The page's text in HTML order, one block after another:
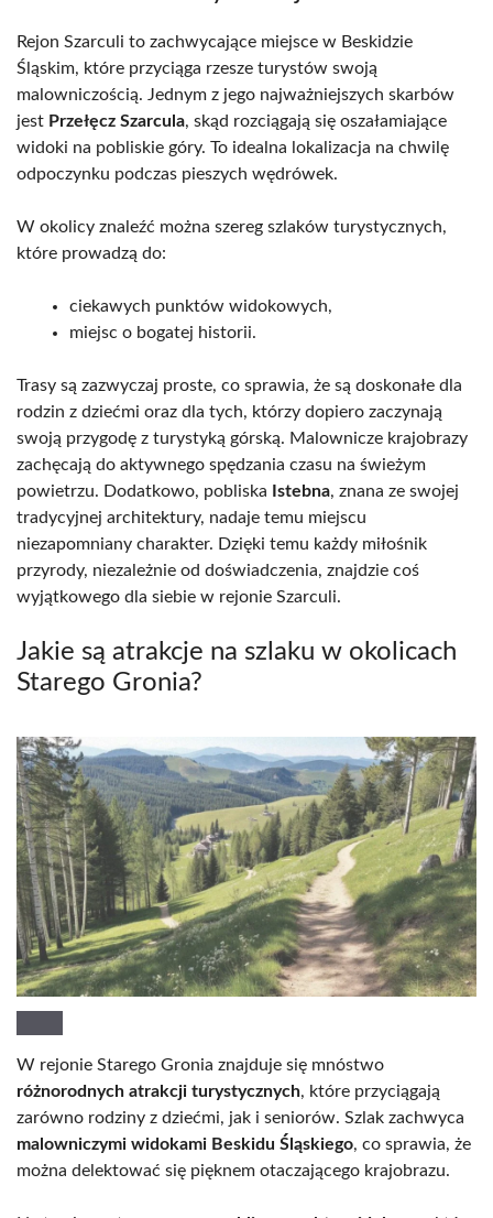
Rejon Szarculi to zachwycające miejsce w Beskidzie
Śląskim, które przyciąga rzesze turystów swoją
malowniczością. Jednym z jego najważniejszych skarbów
jest Przełęcz Szarcula, skąd rozciągają się oszałamiające
widoki na pobliskie góry. To idealna lokalizacja na chwilę
odpoczynku podczas pieszych wędrówek.
W okolicy znaleźć można szereg szlaków turystycznych,
które prowadzą do:
ciekawych punktów widokowych,
miejsc o bogatej historii.
Trasy są zazwyczaj proste, co sprawia, że są doskonałe dla
rodzin z dziećmi oraz dla tych, którzy dopiero zaczynają
swoją przygodę z turystyką górską. Malownicze krajobrazy
zachęcają do aktywnego spędzania czasu na świeżym
powietrzu. Dodatkowo, pobliska
Istebna, znana ze swojej
tradycyjnej architektury, nadaje temu miejscu
niezapomniany charakter. Dzięki temu każdy miłośnik
przyrody, niezależnie od doświadczenia, znajdzie coś
wyjątkowego dla siebie w rejonie Szarculi.
Jakie są atrakcje na szlaku w okolicach
Starego Gronia?
W rejonie Starego Gronia znajduje się mnóstwo
różnorodnych atrakcji turystycznych, które przyciągają
zarówno rodziny z dziećmi, jak i seniorów. Szlak zachwyca
malowniczymi widokami Beskidu Śląskiego, co sprawia, że
można delektować się pięknem otaczającego krajobrazu.